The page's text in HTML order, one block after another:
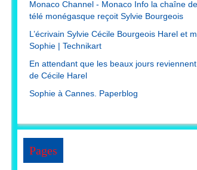
Monaco Channel - Monaco Info la chaîne de
télé monégasque reçoit Sylvie Bourgeois
L’écrivain Sylvie Cécile Bourgeois Harel et
Sophie | Technikart
En attendant que les beaux jours reviennent
de Cécile Harel
Sophie à Cannes. Paperblog
Pages